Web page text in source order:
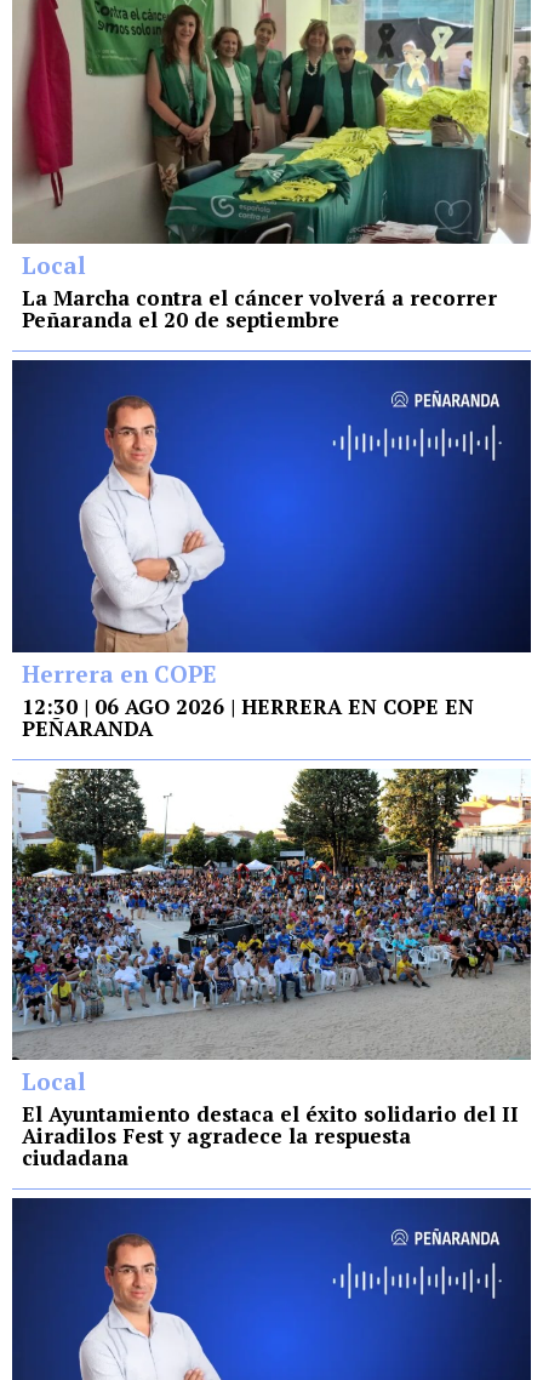
Local
La Marcha contra el cáncer volverá a recorrer
Peñaranda el 20 de septiembre
Herrera en COPE
12:30 | 06 AGO 2026 | HERRERA EN COPE EN
PEÑARANDA
Local
El Ayuntamiento destaca el éxito solidario del II
Airadilos Fest y agradece la respuesta
ciudadana